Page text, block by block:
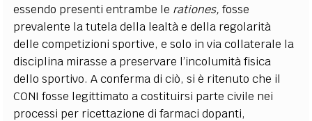
essendo presenti entrambe le rationes, fosse
prevalente la tutela della lealtà e della regolarità
delle competizioni sportive, e solo in via collaterale la
disciplina mirasse a preservare l’incolumità fisica
dello sportivo. A conferma di ciò, si è ritenuto che il
CONI fosse legittimato a costituirsi parte civile nei
processi per ricettazione di farmaci dopanti,